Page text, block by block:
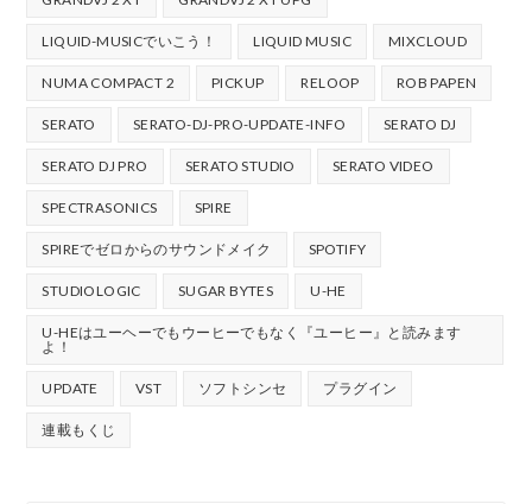
LIQUID-MUSICでいこう！ LIQUID MUSIC MIXCLOUD
NUMA COMPACT 2 PICKUP RELOOP ROB PAPEN
SERATO SERATO-DJ-PRO-UPDATE-INFO SERATO DJ
SERATO DJ PRO SERATO STUDIO SERATO VIDEO
SPECTRASONICS SPIRE
SPIREでゼロからのサウンドメイク SPOTIFY
STUDIOLOGIC SUGAR BYTES U-HE
U-HEはユーヘーでもウーヒーでもなく『ユーヒー』と読みます
よ！
UPDATE VST ソフトシンセ プラグイン
連載もくじ